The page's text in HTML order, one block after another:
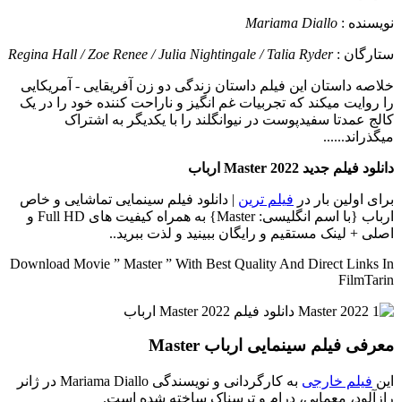
نويسنده : Mariama Diallo
ستارگان :Regina Hall / Zoe Renee / Julia Nightingale / Talia Ryder
خلاصه داستان این فیلم داستان زندگی دو زن آفریقایی - آمریکایی
را روایت میکند که تجربیات غم انگیز و ناراحت کننده خود را در یک
کالج عمدتا سفیدپوست در نیوانگلند را با یکدیگر به اشتراک
میگذراند......
دانلود فیلم جدید Master 2022 ارباب
برای اولین بار در فیلم ترین | دانلود فیلم سینمایی تماشایی و خاص
ارباب {با اسم انگلیسی: Master} به همراه کیفیت های Full HD و
اصلی + لینک مستقیم و رایگان ببینید و لذت ببرید..
Download Movie ” Master ” With Best Quality And Direct Links In
FilmTarin
معرفی فیلم سینمایی ارباب Master
این فیلم خارجی
به کارگردانی و نویسندگی Mariama Diallo در ژانر
رازآلود، معمایی، درام و ترسناک ساخته شده است.